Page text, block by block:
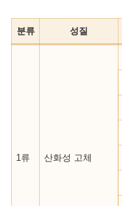
분류 성질
1류 산화성 고체